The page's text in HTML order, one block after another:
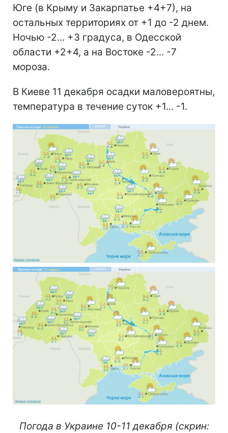
Юге (в Крыму и Закарпатье +4+7), на
остальных территориях от +1 до -2 днем.
Ночью -2... +3 градуса, в Одесской
области +2+4, а на Востоке -2... -7
мороза.
В Киеве 11 декабря осадки маловероятны,
температура в течение суток +1... -1.
Погода в Украине 10-11 декабря (скрин: